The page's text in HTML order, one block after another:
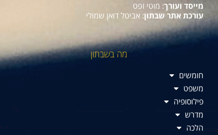
מייסד ועורך: מוטי זפט
עורכת אתר שבתון: אביטל דואן שמולי
מה בשבתון
חומשים
משפט
פילוסופיה
מדרש
הלכה